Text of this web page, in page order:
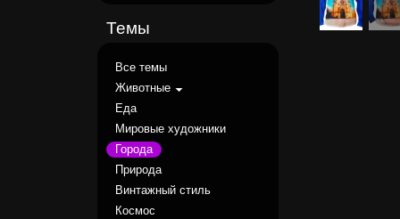
Темы
Все темы
Животные
Еда
Мировые художники
Города
Природа
Винтажный стиль
Космос